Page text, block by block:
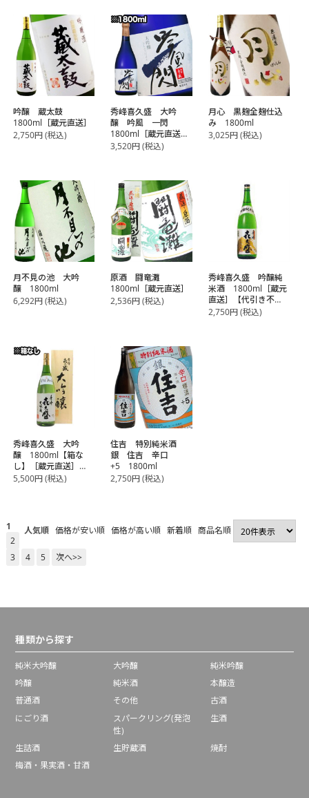
吟醸 蔵太鼓
1800ml［蔵元直送］
2,750円(税込)
秀峰喜久盛 大吟
醸 吟風 一閃
1800ml［蔵元直送］
【代引き不可】
3,520円(税込)
月心 黒麹全麹仕込
み 1800ml
3,025円(税込)
月不見の池 大吟
醸 1800ml
6,292円(税込)
原酒 闘竜灘
1800ml［蔵元直送］
2,536円(税込)
秀峰喜久盛 吟醸純
米酒 1800ml［蔵元
直送］【代引き不
可】
2,750円(税込)
秀峰喜久盛 大吟
醸 1800ml【箱な
し】［蔵元直送］
【代引き不可】 ※専
5,500円(税込)
住吉 特別純米酒
銀 住吉 辛口
+5 1800ml
2,750円(税込)
人気順 価格が安い順 価格が高い順 新着順 商品名順
1
2
3
4 5 次へ>>
種類から探す
純米大吟醸 大吟醸
純米吟醸
吟醸
純米酒
本醸造
普通酒
その他
古酒
にごり酒
スパークリング(発泡
性)
生酒
生詰酒 生貯蔵酒
焼酎
梅酒・果実酒・甘酒